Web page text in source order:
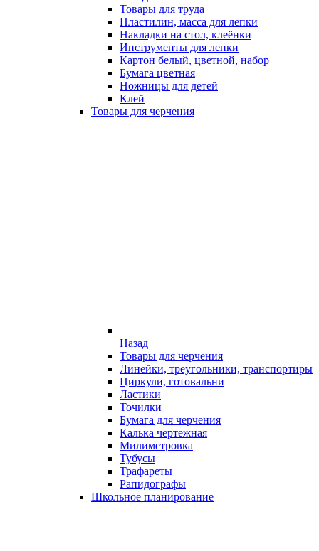
Товары для труда
Пластилин, масса для лепки
Накладки на стол, клеёнки
Инструменты для лепки
Картон белый, цветной, набор
Бумага цветная
Ножницы для детей
Клей
Товары для черчения
Назад
Товары для черчения
Линейки, треугольники, транспортиры
Циркули, готовальни
Ластики
Точилки
Бумага для черчения
Калька чертежная
Милиметровка
Тубусы
Трафареты
Рапидографы
Школьное планирование